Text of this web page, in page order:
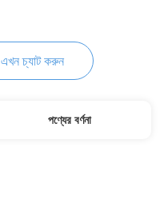
এখন চ্যাট করুন
পণ্যের বর্ণনা